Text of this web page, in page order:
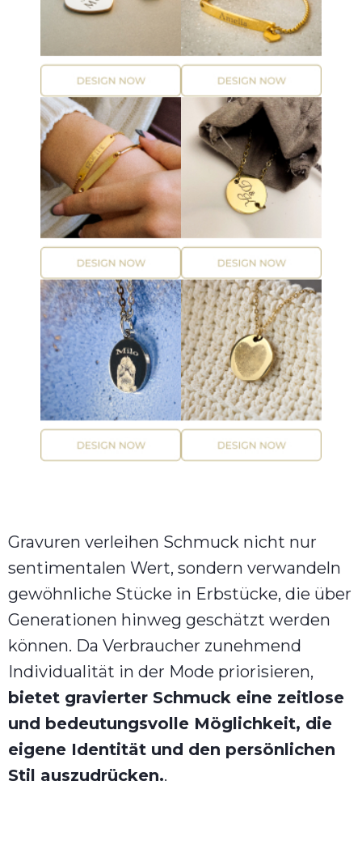
Gravuren verleihen Schmuck nicht nur
sentimentalen Wert, sondern verwandeln
gewöhnliche Stücke in Erbstücke, die über
Generationen hinweg geschätzt werden
können. Da Verbraucher zunehmend
Individualität in der Mode priorisieren,
bietet gravierter Schmuck eine zeitlose
und bedeutungsvolle Möglichkeit, die
eigene Identität und den persönlichen
Stil auszudrücken..